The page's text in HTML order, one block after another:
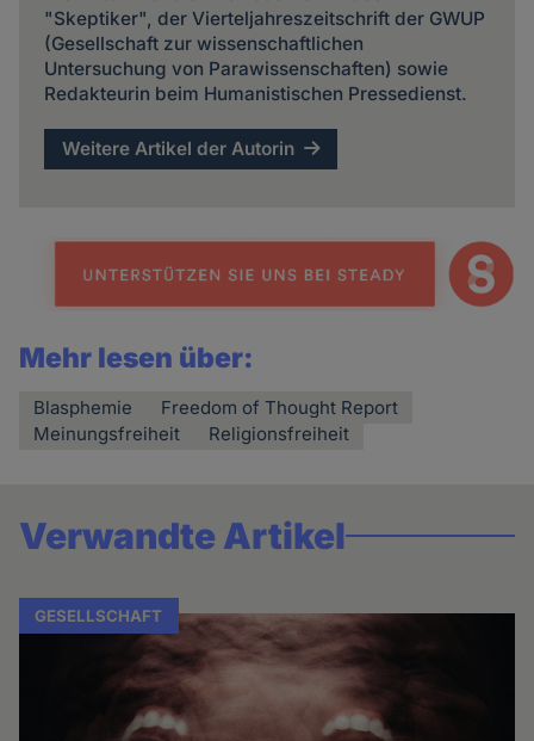
"Skeptiker", der Vierteljahreszeitschrift der GWUP
(Gesellschaft zur wissenschaftlichen
Untersuchung von Parawissenschaften) sowie
Redakteurin beim Humanistischen Pressedienst.
Weitere Artikel der Autorin
Mehr lesen über:
Blasphemie
Freedom of Thought Report
Meinungsfreiheit
Religionsfreiheit
Verwandte Artikel
GESELLSCHAFT